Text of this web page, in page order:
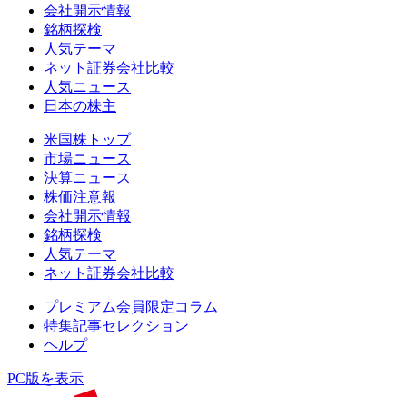
会社開示情報
銘柄探検
人気テーマ
ネット証券会社比較
人気ニュース
日本の株主
米国株トップ
市場ニュース
決算ニュース
株価注意報
会社開示情報
銘柄探検
人気テーマ
ネット証券会社比較
プレミアム会員限定コラム
特集記事セレクション
ヘルプ
PC版を表示